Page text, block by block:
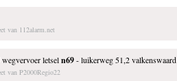
van 112alarm.net
wegvervoer letseln69- luikerweg 51,2 valkenswaard
van P2000Regio22